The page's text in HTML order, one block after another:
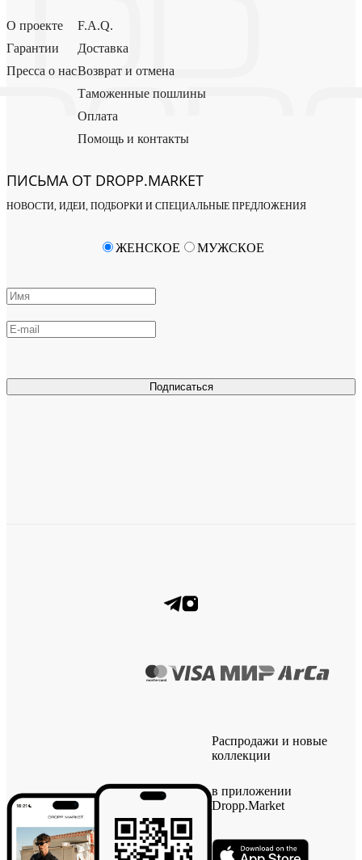
О проекте
Гарантии
Пресса о нас
F.A.Q.
Доставка
Возврат и отмена
Таможенные пошлины
Оплата
Помощь и контакты
ПИСЬМА ОТ DROPP.MARKET
НОВОСТИ, ИДЕИ, ПОДБОРКИ И СПЕЦИАЛЬНЫЕ ПРЕДЛОЖЕНИЯ
Подписаться
ЖЕНСКОЕ МУЖСКОЕ
Распродажи и новые
коллекции
в приложении
Dropp.Market